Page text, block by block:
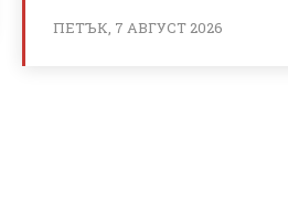
ПЕТЪК, 7 АВГУСТ 2026